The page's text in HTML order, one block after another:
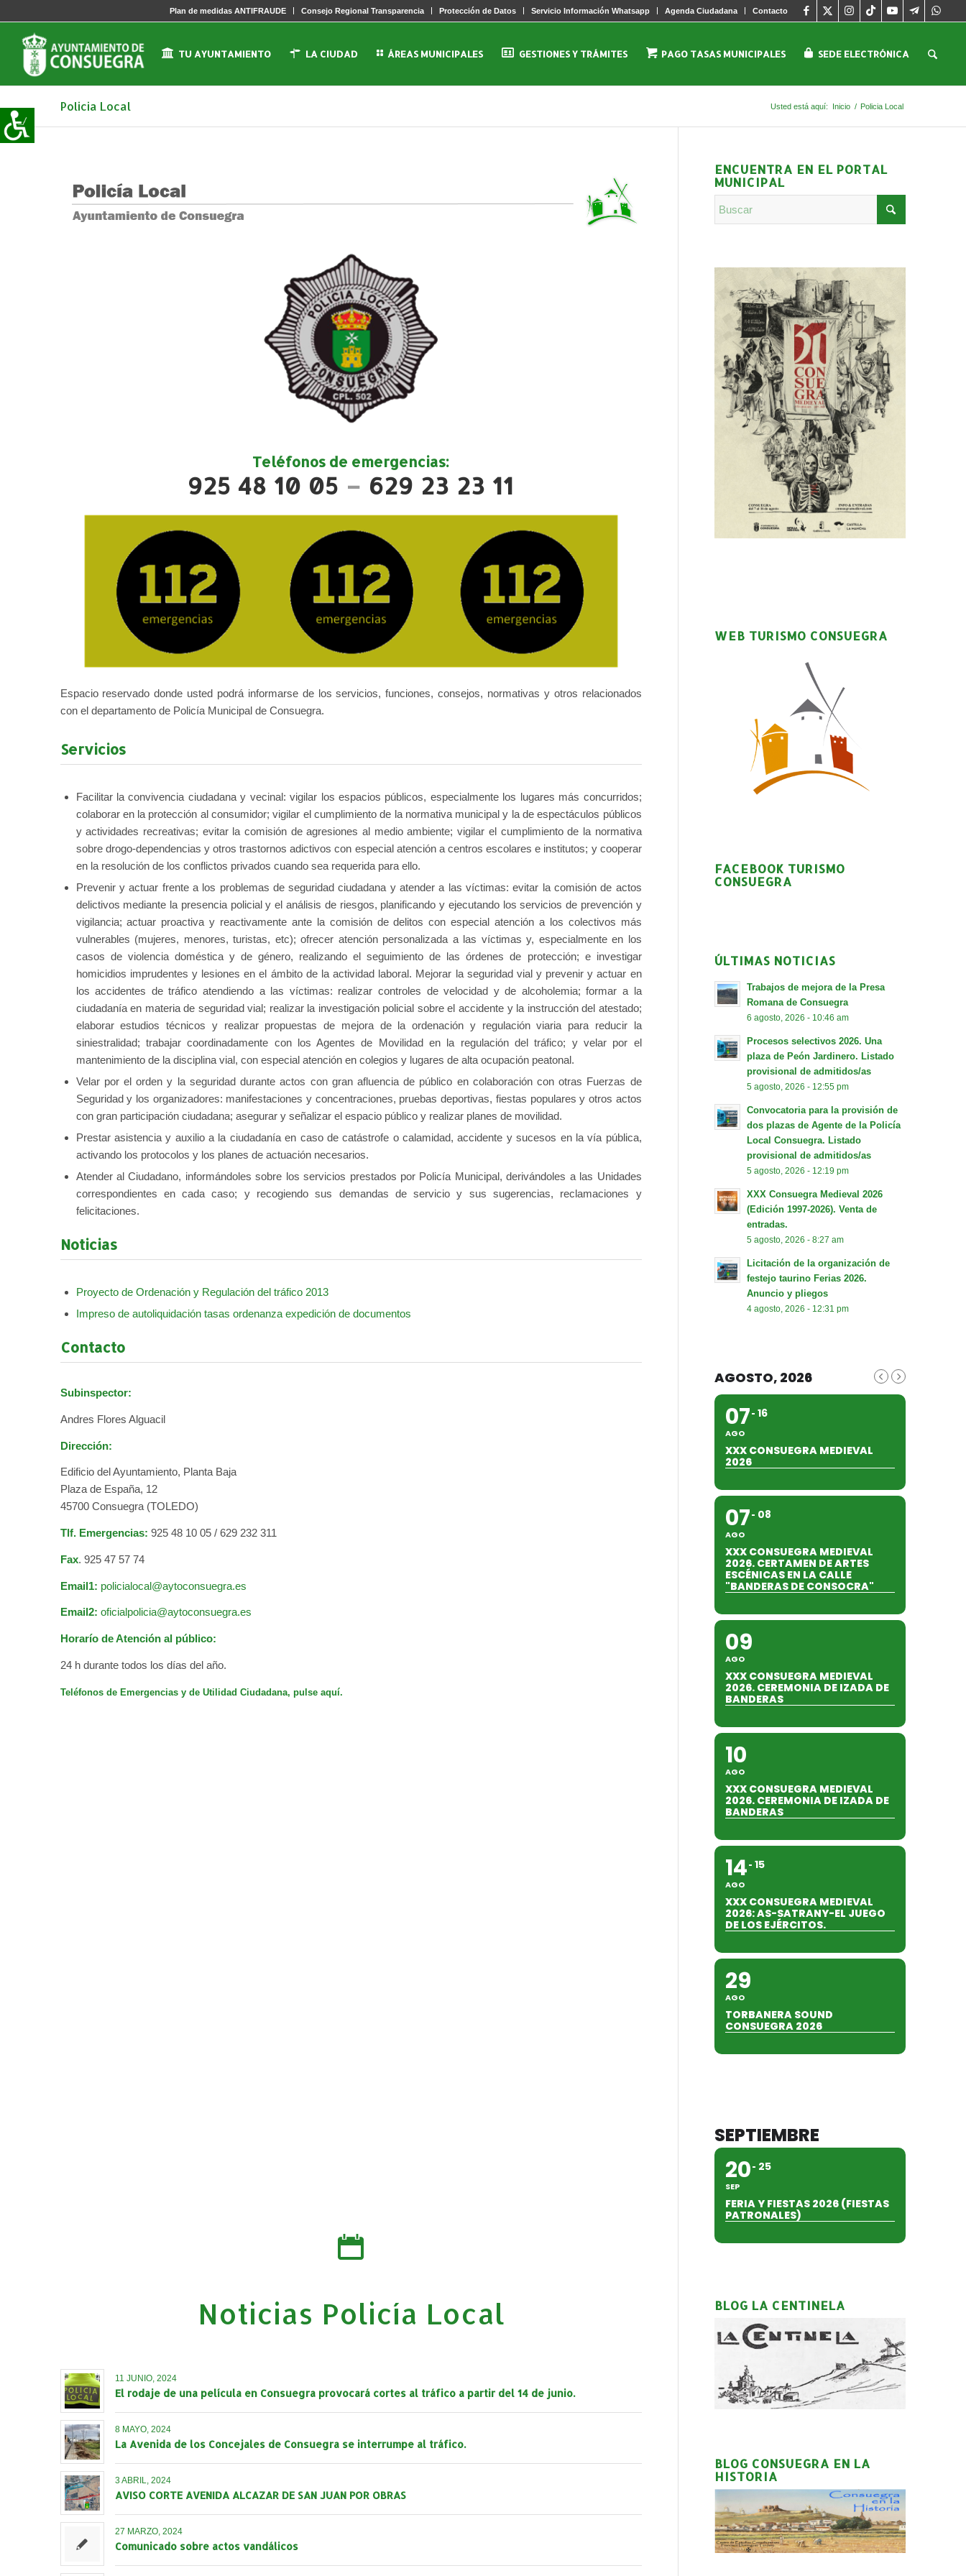
Plan de medidas ANTIFRAUDE Consejo Regional Transparencia Protección de Datos Servicio Información Whatsapp Agenda Ciudadana Contacto
TU AYUNTAMIENTO LA CIUDAD ÁREAS MUNICIPALES GESTIONES Y TRÁMITES PAGO TASAS MUNICIPALES SEDE ELECTRÓNICA
Policia Local Usted está aquí: Inicio / Policia Local
Teléfonos de emergencias:
925 48 10 05 – 629 23 23 11
Espacio reservado donde usted podrá informarse de los servicios, funciones, consejos, normativas y otros relacionados
con el departamento de Policía Municipal de Consuegra.
Servicios
Facilitar la convivencia ciudadana y vecinal: vigilar los espacios públicos, especialmente los lugares más concurridos;
colaborar en la protección al consumidor; vigilar el cumplimiento de la normativa municipal y la de espectáculos públicos
y actividades recreativas; evitar la comisión de agresiones al medio ambiente; vigilar el cumplimiento de la normativa
sobre drogo-dependencias y otros trastornos adictivos con especial atención a centros escolares e institutos; y cooperar
en la resolución de los conflictos privados cuando sea requerida para ello.
Prevenir y actuar frente a los problemas de seguridad ciudadana y atender a las víctimas: evitar la comisión de actos
delictivos mediante la presencia policial y el análisis de riesgos, planificando y ejecutando los servicios de prevención y
vigilancia; actuar proactiva y reactivamente ante la comisión de delitos con especial atención a los colectivos más
vulnerables (mujeres, menores, turistas, etc); ofrecer atención personalizada a las víctimas y, especialmente en los
casos de violencia doméstica y de género, realizando el seguimiento de las órdenes de protección; e investigar
homicidios imprudentes y lesiones en el ámbito de la actividad laboral. Mejorar la seguridad vial y prevenir y actuar en
los accidentes de tráfico atendiendo a las víctimas: realizar controles de velocidad y de alcoholemia; formar a la
ciudadanía en materia de seguridad vial; realizar la investigación policial sobre el accidente y la instrucción del atestado;
elaborar estudios técnicos y realizar propuestas de mejora de la ordenación y regulación viaria para reducir la
siniestralidad; trabajar coordinadamente con los Agentes de Movilidad en la regulación del tráfico; y velar por el
mantenimiento de la disciplina vial, con especial atención en colegios y lugares de alta ocupación peatonal.
Velar por el orden y la seguridad durante actos con gran afluencia de público en colaboración con otras Fuerzas de
Seguridad y los organizadores: manifestaciones y concentraciones, pruebas deportivas, fiestas populares y otros actos
con gran participación ciudadana; asegurar y señalizar el espacio público y realizar planes de movilidad.
Prestar asistencia y auxilio a la ciudadanía en caso de catástrofe o calamidad, accidente y sucesos en la vía pública,
activando los protocolos y los planes de actuación necesarios.
Atender al Ciudadano, informándoles sobre los servicios prestados por Policía Municipal, derivándoles a las Unidades
correspondientes en cada caso; y recogiendo sus demandas de servicio y sus sugerencias, reclamaciones y
felicitaciones.
Noticias
Proyecto de Ordenación y Regulación del tráfico 2013
Impreso de autoliquidación tasas ordenanza expedición de documentos
Contacto
Subinspector:
Andres Flores Alguacil
Dirección:
Edificio del Ayuntamiento, Planta Baja
Plaza de España, 12
45700 Consuegra (TOLEDO)
Tlf. Emergencias: 925 48 10 05 / 629 232 311
Fax. 925 47 57 74
Email1: policialocal@aytoconsuegra.es
Email2: oficialpolicia@aytoconsuegra.es
Horarío de Atención al público:
24 h durante todos los días del año.
Teléfonos de Emergencias y de Utilidad Ciudadana, pulse aquí.
Noticias Policía Local
11 JUNIO, 2024
El rodaje de una película en Consuegra provocará cortes al tráfico a partir del 14 de junio.
8 MAYO, 2024
La Avenida de los Concejales de Consuegra se interrumpe al tráfico.
3 ABRIL, 2024
AVISO CORTE AVENIDA ALCAZAR DE SAN JUAN POR OBRAS
27 MARZO, 2024
Comunicado sobre actos vandálicos
ENCUENTRA EN EL PORTAL
MUNICIPAL
WEB TURISMO CONSUEGRA
FACEBOOK TURISMO
CONSUEGRA
ÚLTIMAS NOTICIAS
Trabajos de mejora de la Presa
Romana de Consuegra
6 agosto, 2026 - 10:46 am
Procesos selectivos 2026. Una
plaza de Peón Jardinero. Listado
provisional de admitidos/as
5 agosto, 2026 - 12:55 pm
Convocatoria para la provisión de
dos plazas de Agente de la Policía
Local Consuegra. Listado
provisional de admitidos/as
5 agosto, 2026 - 12:19 pm
XXX Consuegra Medieval 2026
(Edición 1997-2026). Venta de
entradas.
5 agosto, 2026 - 8:27 am
Licitación de la organización de
festejo taurino Ferias 2026.
Anuncio y pliegos
4 agosto, 2026 - 12:31 pm
AGOSTO, 2026
07
AGO
16
XXX CONSUEGRA MEDIEVAL
2026
07
AGO
08
XXX CONSUEGRA MEDIEVAL
2026. CERTAMEN DE ARTES
ESCÉNICAS EN LA CALLE
"BANDERAS DE CONSOCRA"
09
AGO
XXX CONSUEGRA MEDIEVAL
2026. CEREMONIA DE IZADA DE
BANDERAS
10
AGO
XXX CONSUEGRA MEDIEVAL
2026. CEREMONIA DE IZADA DE
BANDERAS
14
AGO
15
XXX CONSUEGRA MEDIEVAL
2026: AS-SATRANY-EL JUEGO
DE LOS EJÉRCITOS.
29
AGO
TORBANERA SOUND
CONSUEGRA 2026
SEPTIEMBRE
20
SEP
25
FERIA Y FIESTAS 2026 (FIESTAS
PATRONALES)
BLOG LA CENTINELA
BLOG CONSUEGRA EN LA
HISTORIA